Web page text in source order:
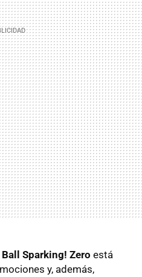
Sparking! Zero está
y, además,